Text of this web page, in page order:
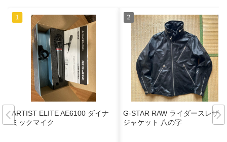
ARTIST ELITE AE6100 ダイナ
ミックマイク
G-STAR RAW ライダースレザー
ジャケット 八の字